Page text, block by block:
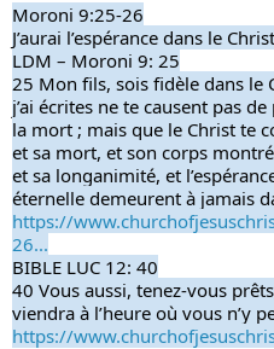
Moroni 9:25-26
J’aurai l’espérance dans le
LDM – Moroni 9: 25
25 Mon fils, sois fidèle dans le
j’ai écrites ne te causent pas
la mort ; mais que le Christ te
et sa mort, et son corps
et sa longanimité, et
éternelle demeurent à jamais
https://
26...
BIBLE LUC 12: 40
40 Vous aussi, tenez-vous
viendra à l’heure où vous n’y
https://